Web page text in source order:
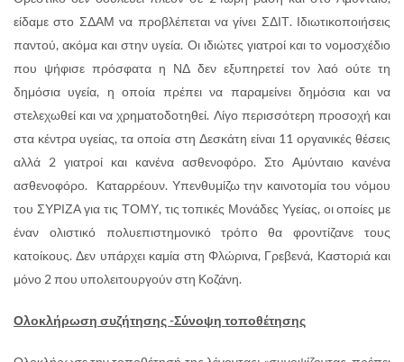
είδαμε στο ΣΔΑΜ να προβλέπεται να γίνει ΣΔΙΤ. Ιδιωτικοποιήσεις
παντού, ακόμα και στην υγεία. Οι ιδιώτες γιατροί και το νομοσχέδιο
που ψήφισε πρόσφατα η ΝΔ δεν εξυπηρετεί τον λαό ούτε τη
δημόσια υγεία, η οποία πρέπει να παραμείνει δημόσια και να
στελεχωθεί και να χρηματοδοτηθεί. Λίγο περισσότερη προσοχή και
στα κέντρα υγείας, τα οποία στη Δεσκάτη είναι 11 οργανικές θέσεις
αλλά 2 γιατροί και κανένα ασθενοφόρο. Στο Αμύνταιο κανένα
ασθενοφόρο. Καταρρέουν. Υπενθυμίζω την καινοτομία του νόμου
του ΣΥΡΙΖΑ για τις ΤΟΜΥ, τις τοπικές Μονάδες Υγείας, οι οποίες με
έναν ολιστικό πολυεπιστημονικό τρόπο θα φροντίζανε τους
κατοίκους. Δεν υπάρχει καμία στη Φλώρινα, Γρεβενά, Καστοριά και
μόνο 2 που υπολειτουργούν στη Κοζάνη.
Ολοκλήρωση συζήτησης -Σύνοψη τοποθέτησης